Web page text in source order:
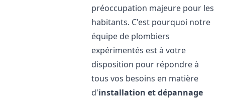
préoccupation majeure pour les
habitants. C'est pourquoi notre
équipe de plombiers
expérimentés est à votre
disposition pour répondre à
tous vos besoins en matière
d'installation et dépannage